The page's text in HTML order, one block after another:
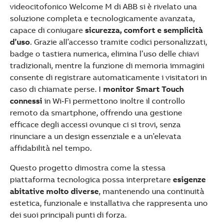
videocitofonico Welcome M di ABB si è rivelato una
soluzione completa e tecnologicamente avanzata,
capace di coniugare sicurezza, comfort e semplicità
d’uso. Grazie all’accesso tramite codici personalizzati,
badge o tastiera numerica, elimina l’uso delle chiavi
tradizionali, mentre la funzione di memoria immagini
consente di registrare automaticamente i visitatori in
caso di chiamate perse. I monitor Smart Touch
connessi in Wi‑Fi permettono inoltre il controllo
remoto da smartphone, offrendo una gestione
efficace degli accessi ovunque ci si trovi, senza
rinunciare a un design essenziale e a un’elevata
affidabilità nel tempo.
Questo progetto dimostra come la stessa
piattaforma tecnologica possa interpretare esigenze
abitative molto diverse, mantenendo una continuità
estetica, funzionale e installativa che rappresenta uno
dei suoi principali punti di forza.